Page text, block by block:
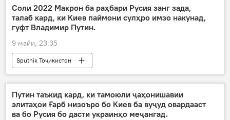
Соли 2022 Макрон ба раҳбари Русия занг зада,
талаб кард, ки Киев паймони сулҳро имзо накунад,
гуфт Владимир Путин.
9 майи, 23:35
Sputnik Тоҷикистон
Путин таъкид кард, ки тамоюли ҷаҳонишавии
элитаҳои Ғарб низоъро бо Киев ба вуҷуд овардааст
ва бо Русия бо дасти украинҳо меҷангад.